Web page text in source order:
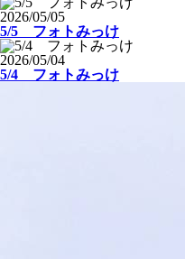
2026/05/05
5/5 フォトみっけ
2026/05/04
5/4 フォトみっけ